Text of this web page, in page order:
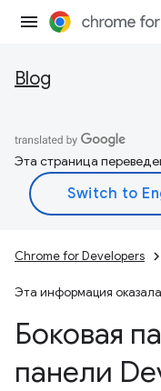
Blog
Эта страница
Chrome for Developers
Эта информация
Боковая
панели